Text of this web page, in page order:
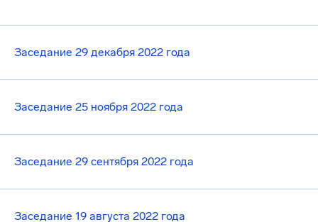
Заседание 29 декабря 2022 года
Заседание 25 ноября 2022 года
Заседание 29 сентября 2022 года
Заседание 19 августа 2022 года